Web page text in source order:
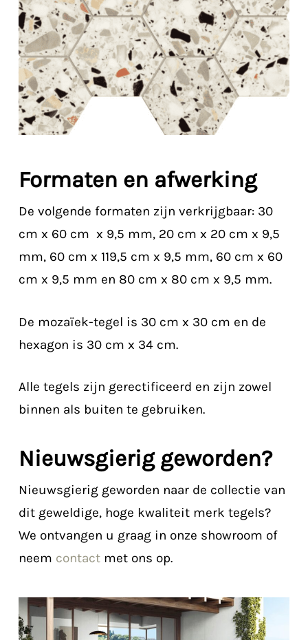
Formaten en afwerking
De volgende formaten zijn verkrijgbaar: 30
cm x 60 cm x 9,5 mm, 20 cm x 20 cm x 9,5
mm, 60 cm x 119,5 cm x 9,5 mm, 60 cm x 60
cm x 9,5 mm en 80 cm x 80 cm x 9,5 mm.
De mozaïek-tegel is 30 cm x 30 cm en de
hexagon is 30 cm x 34 cm.
Alle tegels zijn gerectificeerd en zijn zowel
binnen als buiten te gebruiken.
Nieuwsgierig geworden?
Nieuwsgierig geworden naar de collectie van
dit geweldige, hoge kwaliteit merk tegels?
We ontvangen u graag in onze showroom of
neem contactmet ons op.